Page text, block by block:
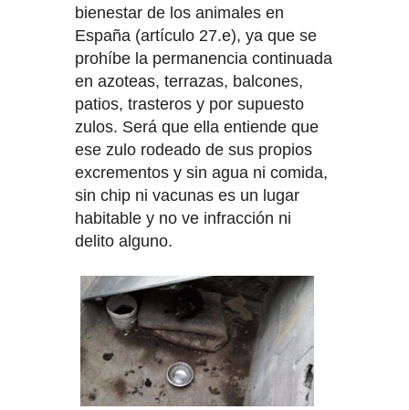
COMUNICACIÓN Y NORMAS-
EXIGENCIAS"
ALBERTO GARCIA, LEYENDA DE
LA SEGURIDAD PRIVADA EN LA
CONMEMORACIÓN NACIONAL DE
SEGURIDAD DEL CNP
TELDE CONMEMORA EL 131
ANIVERSARIO LUCTUOSO DE
JOSÉ MARTÍ
:DOCTOR ARENCIBIA: "LA
ANULACIÓN JUDICIAL DEL PIO Y
bienestar de los animales en
España (artículo 27.e), ya que se
prohíbe la permanencia continuada
en azoteas, terrazas, balcones,
patios, trasteros y por supuesto
zulos. Será que ella entiende que
ese zulo rodeado de sus propios
excrementos y sin agua ni comida,
sin chip ni vacunas es un lugar
habitable y no ve infracción ni
delito alguno.